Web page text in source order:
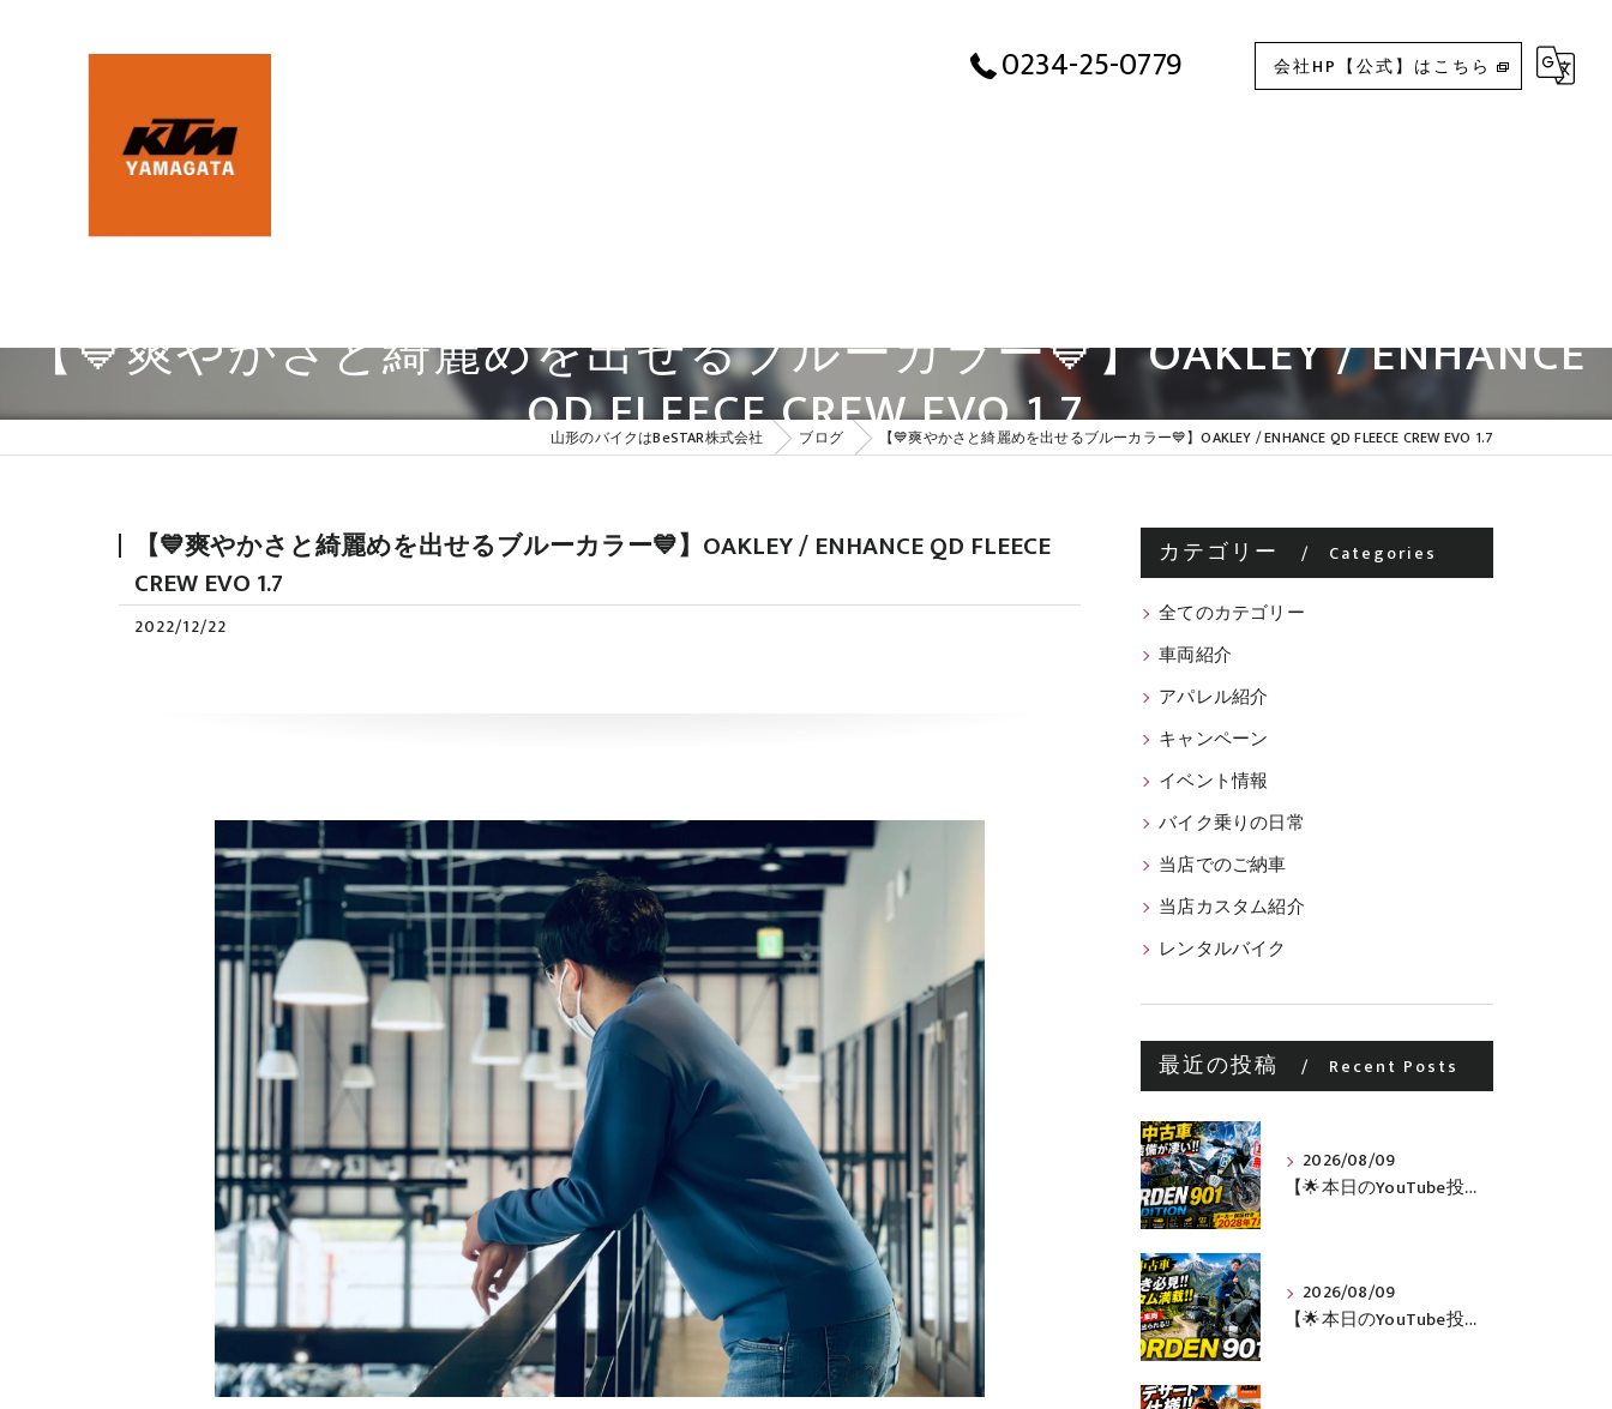
0234-25-0779 会社HP【公式】はこちら
【💙爽やかさと綺麗めを出せるブルーカラー💙】OAKLEY / ENHANCE
QD FLEECE CREW EVO 1.7
山形のバイクはBeSTAR株式会社 ブログ 【💙爽やかさと綺麗めを出せるブルーカラー💙】OAKLEY / ENHANCE QD FLEECE CREW EVO 1.7
【💙爽やかさと綺麗めを出せるブルーカラー💙】OAKLEY / ENHANCE QD FLEECE
CREW EVO 1.7
2022/12/22
カテゴリー Categories
全てのカテゴリー
車両紹介
アパレル紹介
キャンペーン
イベント情報
バイク乗りの日常
当店でのご納車
当店カスタム紹介
レンタルバイク
最近の投稿 Recent Posts
2026/08/09
【🌟本日のYouTube投稿完了🌟】 標準装備が凄い!!1オーナー・無転倒の極上中古車🔥 「NORDEN 901 EXPEDITION」が入荷いたしました✨ 【Husqvarna Motorcycles山形】
2026/08/09
【🌟本日のYouTube投稿完了🌟】 旅好き必見🔥!!カスタム満載の極上中古車！ 「NORDEN 901」が入荷いたしました✨【Husqvarna Motorcycles山形】